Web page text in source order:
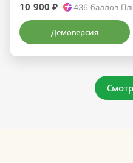
10 900 ₽
436баллов
Демоверсия